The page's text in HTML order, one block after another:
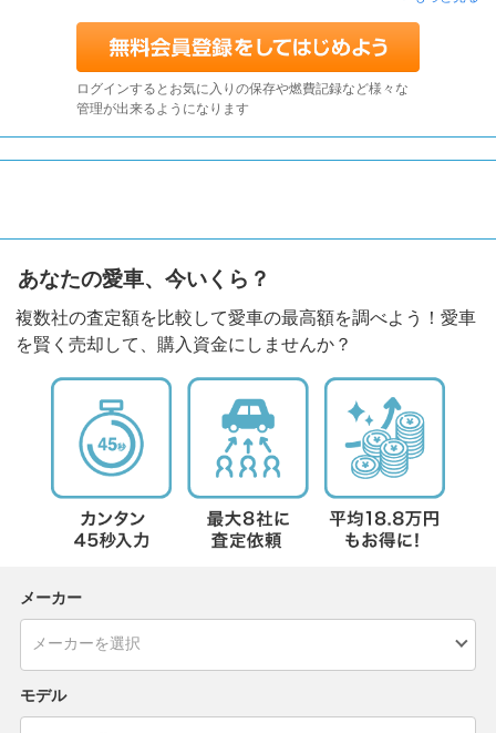
ログインするとお気に入りの保存や燃費記録など様々な
管理が出来るようになります
あなたの愛車、今いくら？
複数社の査定額を比較して愛車の最高額を調べよう！愛車
を賢く売却して、購入資金にしませんか？
メーカー
モデル